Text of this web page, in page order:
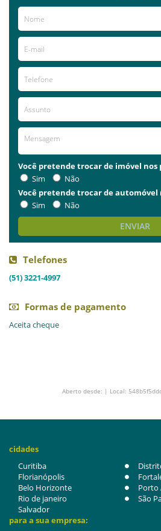
Você pretende trocar de imóvel nos
Sim
Não
Você pretende trocar de automóvel
Sim
Não
ENVIAR
Telefones
(51) 3221-4997
Formas de pagamento
Aceita cheque
Aberto desde: | Local:
cidades
Curitiba
Florianópolis
Belo Horizonte
Porto
Rio de janeiro
São
Salvador
para a sua empresa: